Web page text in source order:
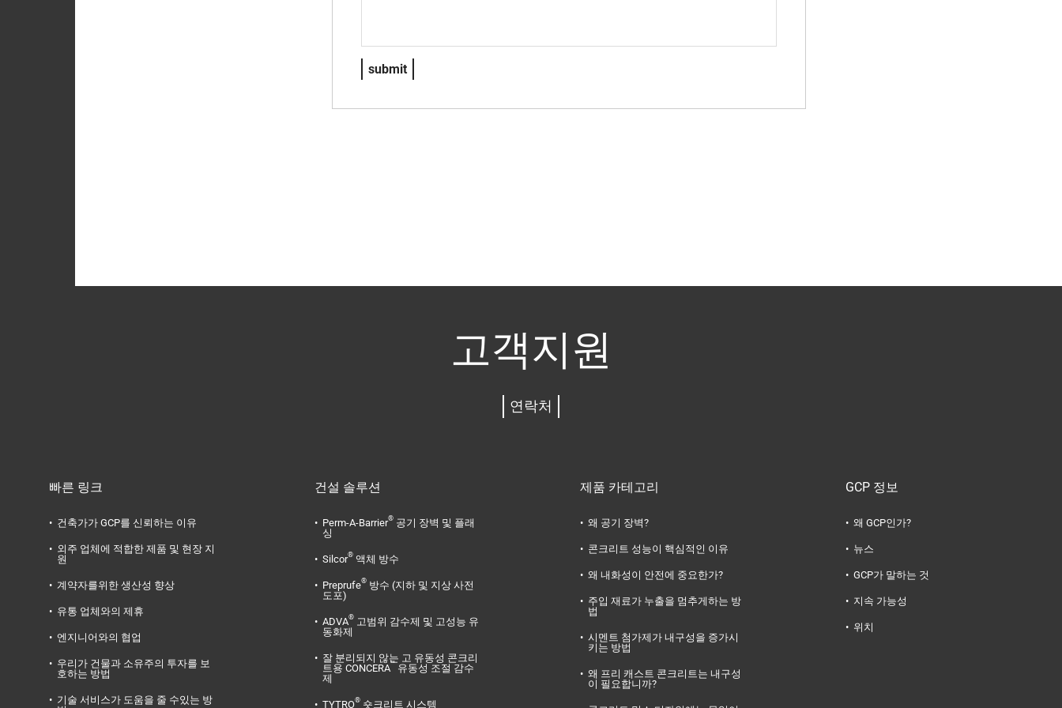
submit
고객지원
연락처
빠른 링크
건축가가 GCP를 신뢰하는 이유
외주 업체에 적합한 제품 및 현장 지
원
계약자를위한 생산성 향상
유통 업체와의 제휴
엔지니어와의 협업
우리가 건물과 소유주의 투자를 보
호하는 방법
기술 서비스가 도움을 줄 수있는 방
건설 솔루션
Perm-A-Barrier® 공기 장벽 및 플래
싱
Silcor® 액체 방수
Preprufe® 방수 (지하 및 지상 사전
도포)
ADVA® 고범위 감수제 및 고성능 유
동화제
잘 분리되지 않는 고 유동성 콘크리
트용 CONCERA™ 유동성 조절 감수
제
TYTRO® 숏크리트 시스템
제품 카테고리
왜 공기 장벽?
콘크리트 성능이 핵심적인 이유
왜 내화성이 안전에 중요한가?
주입 재료가 누출을 멈추게하는 방
법
시멘트 첨가제가 내구성을 증가시
키는 방법
왜 프리 캐스트 콘크리트는 내구성
이 필요합니까?
GCP 정보
왜 GCP인가?
뉴스
GCP가 말하는 것
지속 가능성
위치